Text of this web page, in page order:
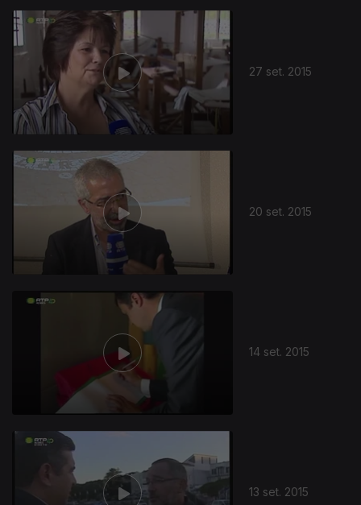
27 set. 2015
20 set. 2015
14 set. 2015
13 set. 2015